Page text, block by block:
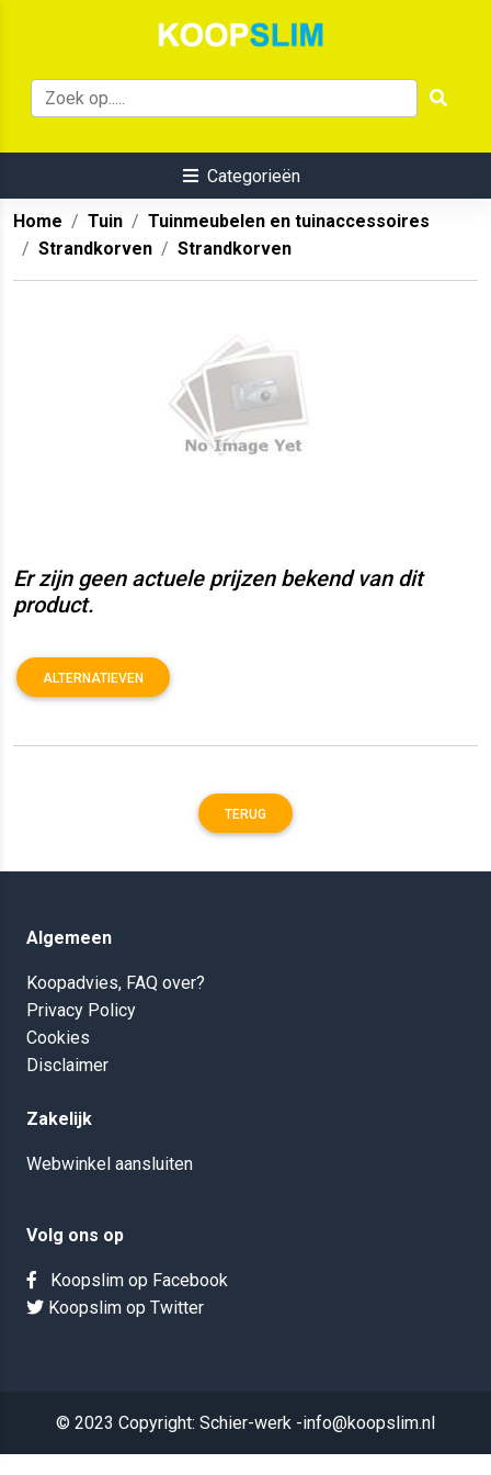
Categorieën
Home Tuin
Tuinmeubelen en tuinaccessoires
Strandkorven
Strandkorven
Er zijn geen actuele prijzen bekend van dit
product.
ALTERNATIEVEN
TERUG
Algemeen
Koopadvies, FAQ over?
Privacy Policy
Cookies
Disclaimer
Zakelijk
Webwinkel aansluiten
Volg ons op
Koopslim op Facebook
Koopslim op Twitter
© 2023 Copyright: Schier-werk -info@koopslim.nl